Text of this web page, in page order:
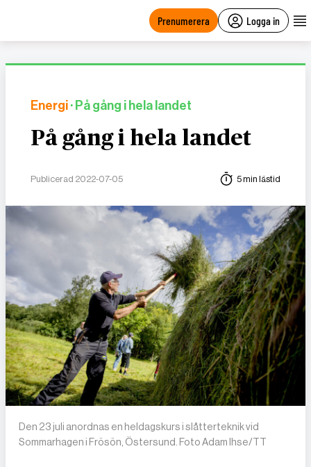
Prenumerera Logga in
Energi· På gång i hela landet
På gång i hela landet
Publicerad 2022-07-05 5 min lästid
Den 23 juli anordnas en heldagskurs i slåtterteknik vid
Sommarhagen i Frösön, Östersund. Foto Adam Ihse/TT